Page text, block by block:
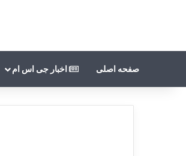
صفحه اصلی اخبار جی اس ام